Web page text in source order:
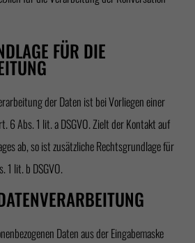
FÜR DIE
der Daten ist bei Vorliegen einer
6 Abs. 1 lit. a DSGVO. Zielt der Kontakt auf
ab, so ist zusätzliche Rechtsgrundlage für
1 lit. b DSGVO.
Daten aus der Eingabemaske